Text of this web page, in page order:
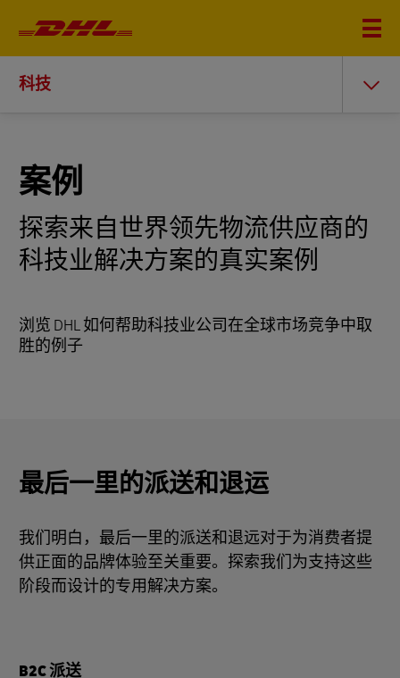
科技
案例
探索来自世界领先物流供应商的
科技业解决方案的真实案例
浏览 DHL 如何帮助科技业公司在全球市场竞争中取
胜的例子
最后一里的派送和退运
我们明白，最后一里的派送和退远对于为消费者提
供正面的品牌体验至关重要。探索我们为支持这些
阶段而设计的专用解决方案。
B2C 派送